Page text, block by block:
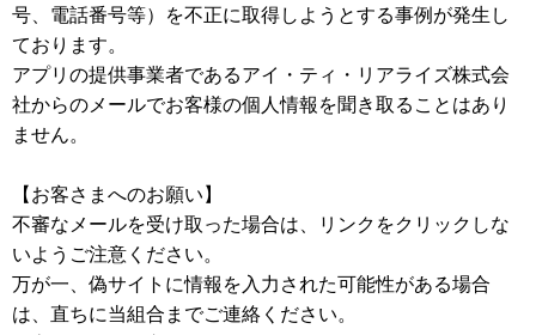
号、電話番号等）を不正に取得しようとする事例が発生し
ております。
アプリの提供事業者であるアイ・ティ・リアライズ株式会
社からのメールでお客様の個人情報を聞き取ることはあり
ません。
【お客さまへのお願い】
不審なメールを受け取った場合は、リンクをクリックしな
いようご注意ください。
万が一、偽サイトに情報を入力された可能性がある場合
は、直ちに当組合までご連絡ください。